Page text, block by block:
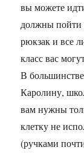
вы можете
должны пойти
рюкзак и все
класс вас
В
Каролину,
вам нужны
клетку не
(ручками